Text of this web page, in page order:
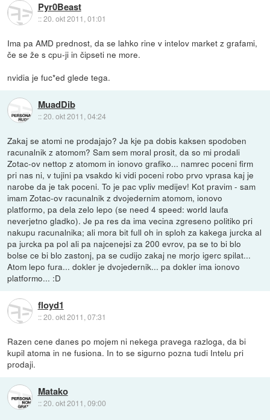
Pyr0Beast
::20. okt 2011, 01:01
Ima pa AMD prednost, da se lahko rine v intelov market z grafami,
če se že s cpu-ji in čipseti ne more.
nvidia je fuc*ed glede tega.
MuadDib
::20. okt 2011, 04:24
Zakaj se atomi ne prodajajo? Ja kje pa dobis kaksen spodoben
racunalnik z atomom? Sam sem moral prosit, da so mi prodali
Zotac-ov nettop z atomom in ionovo grafiko... namrec poceni firm
pri nas ni, v tujini pa vsakdo ki vidi poceni robo prvo vprasa kaj je
narobe da je tak poceni. To je pac vpliv medijev! Kot pravim - sam
imam Zotac-ov racunalnik z dvojedernim atomom, ionovo
platformo, pa dela zelo lepo (se need 4 speed: world laufa
neverjetno gladko). Je pa res da ima vecina zgreseno politiko pri
nakupu racunalnika; ali mora bit full oh in sploh za kakega jurcka al
pa jurcka pa pol ali pa najcenejsi za 200 evrov, pa se to bi blo
bolse ce bi blo zastonj, pa se cudijo zakaj ne morjo igerc spilat...
Atom lepo fura... dokler je dvojedernik... pa dokler ima ionovo
platformo... :D
floyd1
::20. okt 2011, 07:31
Razen cene danes po mojem ni nekega pravega razloga, da bi
kupil atoma in ne fusiona. In to se sigurno pozna tudi Intelu pri
prodaji.
Matako
::20. okt 2011, 09:00